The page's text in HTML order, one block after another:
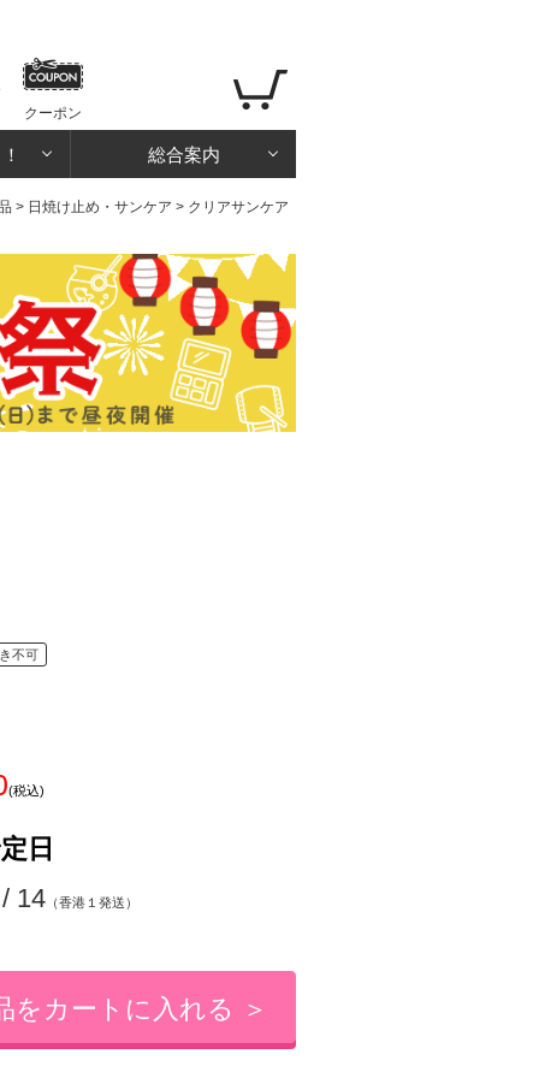
クーポン
総合案内
> 日焼け止め・サンケア > クリアサンケア
不可
(税込)
日
14 （香港１発送）
をカートに入れる ＞